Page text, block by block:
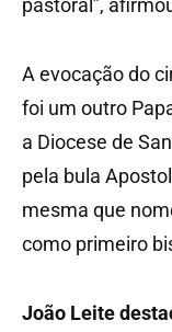
A evocação do
foi um outro
a Diocese de
pela bula
mesma que
como primeiro
João Leite